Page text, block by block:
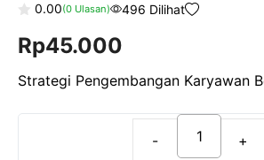
o
u
o
f
0.00(0Ulasan) 496 Dilihat
Rp45.000
Strategi Pengembangan Karyawan
Strategi